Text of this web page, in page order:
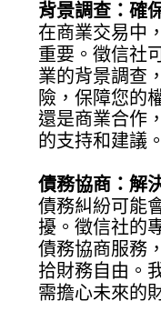
背景調查：確
在商業交易中
重要。徵信社
業的背景調查
險，保障您的
還是商業合作
的支持和建議。
債務協商：解
債務糾紛可能
擾。徵信社的
債務協商服務
拾財務自由。
需擔心未來的